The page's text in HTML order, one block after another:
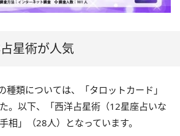
星術が人気
種類については、「タロットカード」
。以下、「西洋占星術（12星座占いな
相」（28人）となっています。